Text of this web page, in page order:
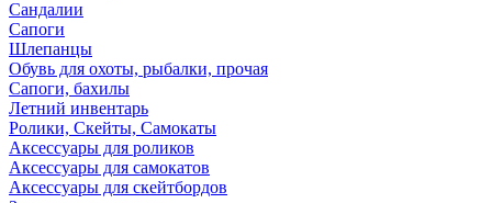
Сандалии
Сапоги
Шлепанцы
Обувь для охоты, рыбалки, прочая
Сапоги, бахилы
Летний инвентарь
Ролики, Скейты, Самокаты
Аксессуары для роликов
Аксессуары для самокатов
Аксессуары для скейтбордов